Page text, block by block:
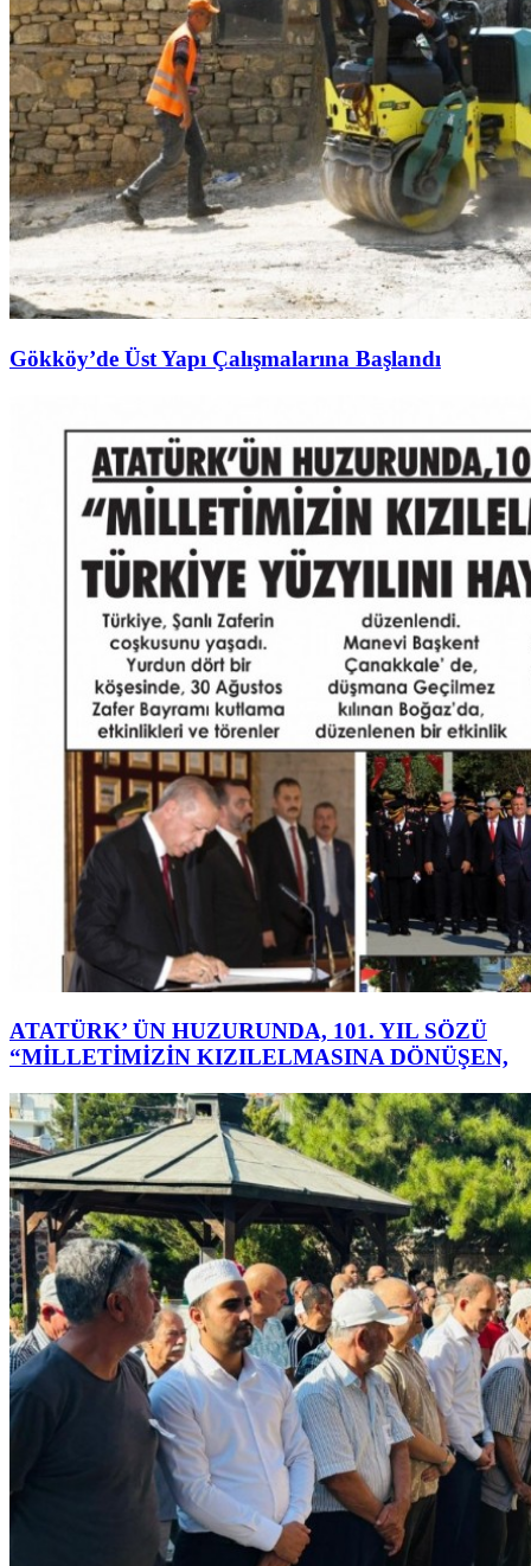
Gökköy’de Üst Yapı Çalışmalarına Başlandı
ATATÜRK’ ÜN HUZURUNDA, 101. YIL SÖZÜ
“MİLLETİMİZİN KIZILELMASINA DÖNÜŞEN,